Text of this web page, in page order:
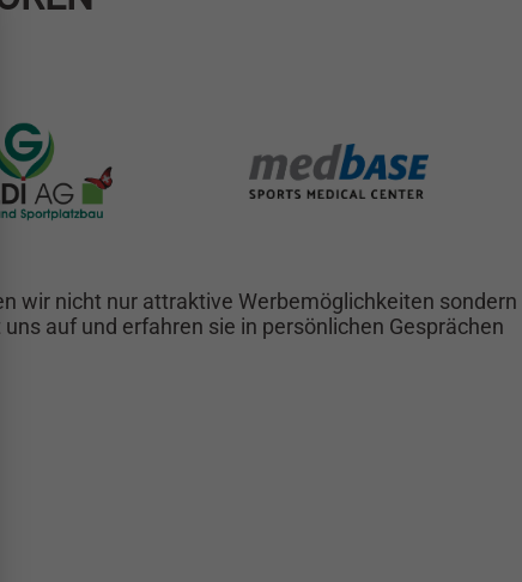
wir nicht nur attraktive Werbemöglichkeiten sondern
auf und erfahren sie in persönlichen Gesprächen